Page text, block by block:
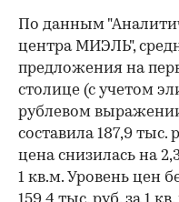
По данным
центра МИЭЛЬ",
предложения на
столице (с учетом
рублевом
составила 187,9 тыс.
цена снизилась на
1 кв.м. Уровень цен